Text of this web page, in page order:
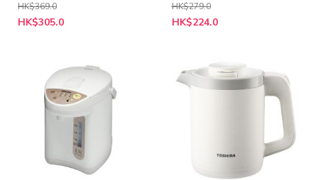
HK$369.0
特
殊
HK$305.0
HK$279.0
特
殊
HK$224.0